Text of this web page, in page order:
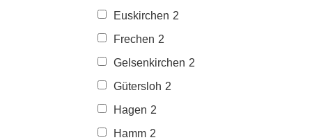
Euskirchen 2
Frechen 2
Gelsenkirchen 2
Gütersloh 2
Hagen 2
Hamm 2